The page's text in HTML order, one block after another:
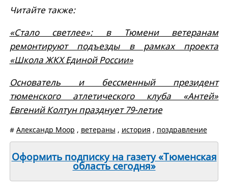
Читайте также:
«Стало светлее»: в Тюмени ветеранам
ремонтируют подъезды в рамках проекта
«Школа ЖКХ Единой России»
Основатель и бессменный президент
тюменского атлетического клуба «Антей»
Евгений Колтун празднует 79-летие
# Александр Моор , ветераны , история , поздравление
Оформить подписку на газету «Тюменская
область сегодня»